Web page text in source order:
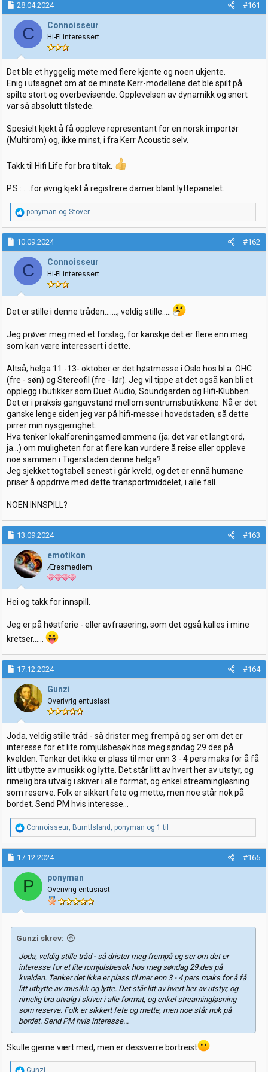
r
t
e
o
28.04.2024 #161
C Connoisseur
Hi-Fi interessert
Det ble et hyggelig møte med flere kjente og noen ukjente.
Enig i utsagnet om at de minste Kerr-modellene det ble spilt på
spilte stort og overbevisende. Opplevelsen av dynamikk og snert
var så absolutt tilstede.
Spesielt kjekt å få oppleve representant for en norsk importør
(Multirom) og, ikke minst, i fra Kerr Acoustic selv.
Takk til Hifi Life for bra tiltak.
P.S.: ....for øvrig kjekt å registrere damer blant lyttepanelet.
R
e
a
k
j
o
n
e
r
ponyman og Stover
10.09.2024 #162
C Connoisseur
Hi-Fi interessert
Det er stille i denne tråden......., veldig stille.....
Jeg prøver meg med et forslag, for kanskje det er flere enn meg
som kan være interessert i dette.
Altså; helga 11.-13- oktober er det høstmesse i Oslo hos bl.a. OHC
(fre - søn) og Stereofil (fre - lør). Jeg vil tippe at det også kan bli et
opplegg i butikker som Duet Audio, Soundgarden og Hifi-Klubben.
Det er i praksis gangavstand mellom sentrumsbutikkene. Nå er det
ganske lenge siden jeg var på hifi-messe i hovedstaden, så dette
pirrer min nysgjerrighet.
Hva tenker lokalforeningsmedlemmene (ja; det var et langt ord,
ja...) om muligheten for at flere kan vurdere å reise eller oppleve
noe sammen i Tigerstaden denne helga?
Jeg sjekket togtabell senest i går kveld, og det er ennå humane
priser å oppdrive med dette transportmiddelet, i alle fall.
NOEN INNSPILL?
13.09.2024 #163
emotikon
Æresmedlem
Hei og takk for innspill.
Jeg er på høstferie - eller avfrasering, som det også kalles i mine
kretser......
17.12.2024 #164
Gunzi
Overivrig entusiast
Joda, veldig stille tråd - så drister meg frempå og ser om det er
interesse for et lite romjulsbesøk hos meg søndag 29.des på
kvelden. Tenker det ikke er plass til mer enn 3 - 4 pers maks for å få
litt utbytte av musikk og lytte. Det står litt av hvert her av utstyr, og
rimelig bra utvalg i skiver i alle format, og enkel streamingløsning
som reserve. Folk er sikkert fete og mette, men noe står nok på
bordet. Send PM hvis interesse...
R
e
a
k
j
o
e
r
Connoisseur BurntIsland ponyman og 1 til
17.12.2024 #165
P ponyman
Overivrig entusiast
Gunzi skrev:
Joda, veldig stille tråd - så drister meg frempå og ser om det er
interesse for et lite romjulsbesøk hos meg søndag 29.des på
kvelden. Tenker det ikke er plass til mer enn 3 - 4 pers maks for å få
litt utbytte av musikk og lytte. Det står litt av hvert her av utstyr, og
rimelig bra utvalg i skiver i alle format, og enkel streamingløsning
som reserve. Folk er sikkert fete og mette, men noe står nok på
bordet. Send PM hvis interesse...
Skulle gjerne vært med, men er dessverre bortreist
R
Gunzi